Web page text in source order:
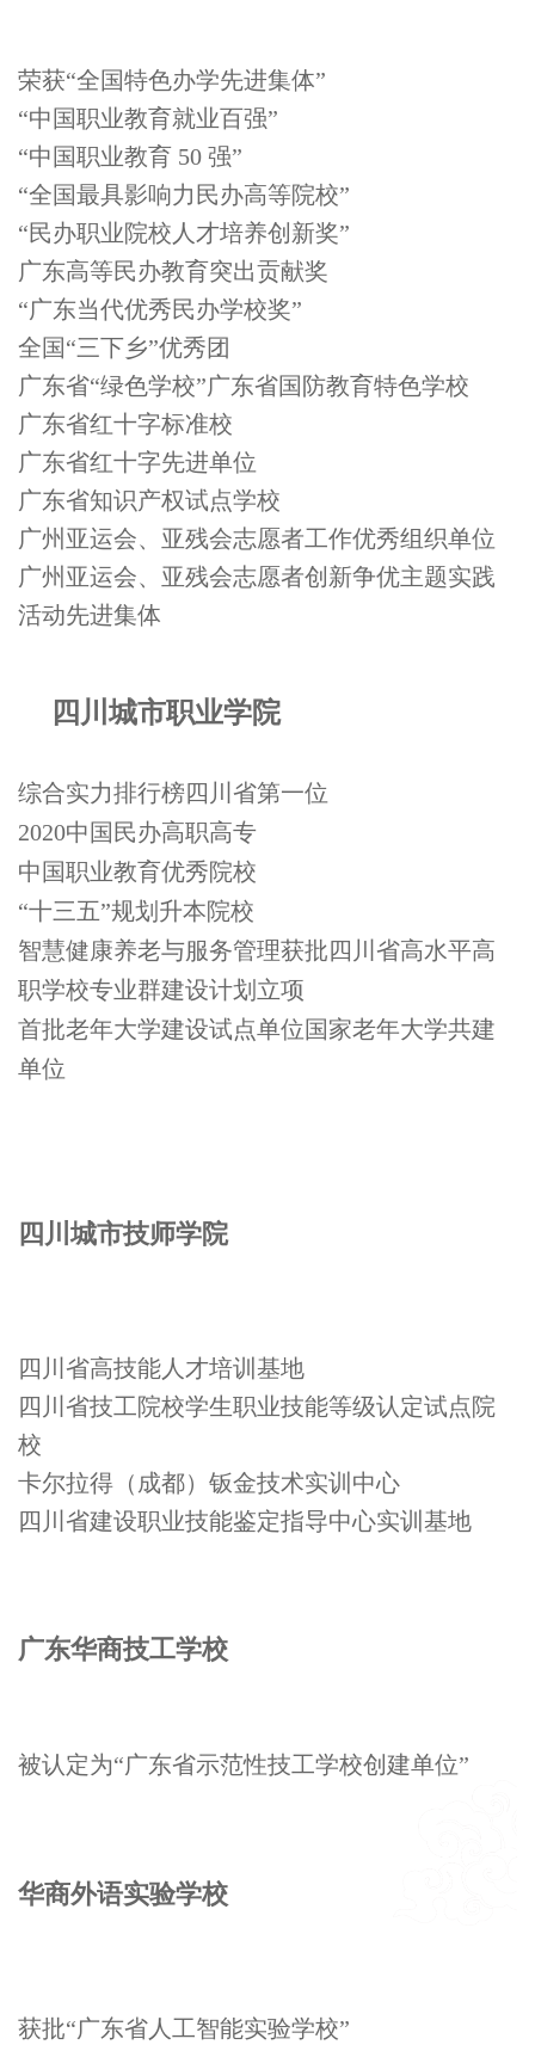
荣获“全国特色办学先进集体”
“中国职业教育就业百强”
“中国职业教育 50 强”
“全国最具影响力民办高等院校”
“民办职业院校人才培养创新奖”
广东高等民办教育突出贡献奖
“广东当代优秀民办学校奖”
全国“三下乡”优秀团
广东省“绿色学校”广东省国防教育特色学校
广东省红十字标准校
广东省红十字先进单位
广东省知识产权试点学校
广州亚运会、亚残会志愿者工作优秀组织单位
广州亚运会、亚残会志愿者创新争优主题实践
活动先进集体
四川城市职业学院
综合实力排行榜四川省第一位
2020中国民办高职高专
中国职业教育优秀院校
“十三五”规划升本院校
智慧健康养老与服务管理获批四川省高水平高
职学校专业群建设计划立项
首批老年大学建设试点单位国家老年大学共建
单位
四川城市技师学院
四川省高技能人才培训基地
四川省技工院校学生职业技能等级认定试点院
校
卡尔拉得（成都）钣金技术实训中心
四川省建设职业技能鉴定指导中心实训基地
广东华商技工学校
被认定为“广东省示范性技工学校创建单位”
华商外语实验学校
获批“广东省人工智能实验学校”